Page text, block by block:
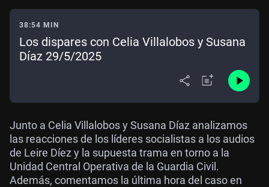
38:54 MIN
Los dispares con Celia Villalobos y Susana
Díaz 29/5/2025
Junto a Celia Villalobos y Susana Díaz analizamos
las reacciones de los líderes socialistas a los audios
de Leire Díez y la supuesta trama en torno a la
Unidad Central Operativa de la Guardia Civil.
Además, comentamos la última hora del caso en